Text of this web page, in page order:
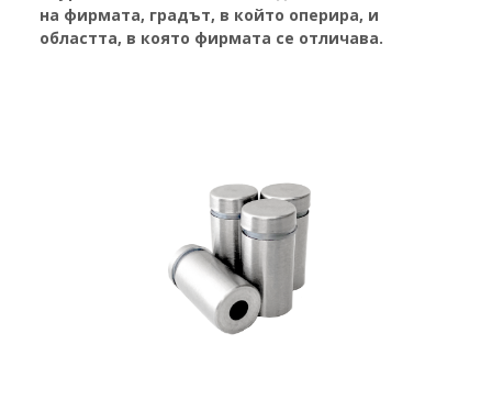
на фирмата, градът, в който оперира, и
областта, в която фирмата се отличава.